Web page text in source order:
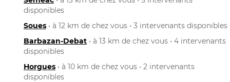
disponibles
Soues • à 12 km de chez vous • 3 intervenants disponibles
Barbazan-Debat • à 13 km de chez vous • 4 intervenants
disponibles
Horgues • à 10 km de chez vous • 2 intervenants
disponibles